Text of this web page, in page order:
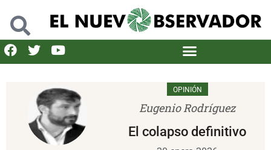
OPINIÓN
Eugenio Rodríguez
El colapso definitivo